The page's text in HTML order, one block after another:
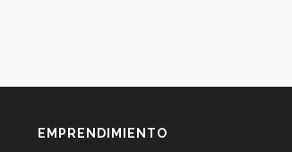
EMPRENDIMIENTO